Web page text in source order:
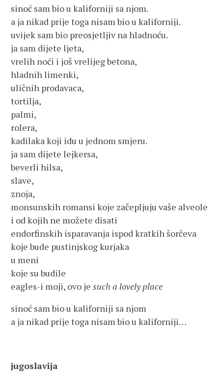
sinoć sam bio u kaliforniji sa njom.
a ja nikad prije toga nisam bio u kaliforniji.
uvijek sam bio preosjetljiv na hladnoću.
ja sam dijete ljeta,
vrelih noći i još vrelijeg betona,
hladnih limenki,
uličnih prodavaca,
tortilja,
palmi,
rolera,
kadilaka koji idu u jednom smjeru.
ja sam dijete lejkersa,
beverli hilsa,
slave,
znoja,
monsunskih romansi koje začepljuju vaše alveole
i od kojih ne možete disati
endorfinskih isparavanja ispod kratkih šorčeva
koje bude pustinjskog kurjaka
u meni
koje su budile
eagles-i moji, ovo jesuch a lovely place
sinoć sam bio u kaliforniji sa njom
a ja nikad prije toga nisam bio u kaliforniji…
jugoslavija